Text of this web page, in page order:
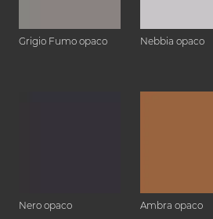
Grigio Fumo opaco Nebbia opaco
Nero opaco Ambra opaco